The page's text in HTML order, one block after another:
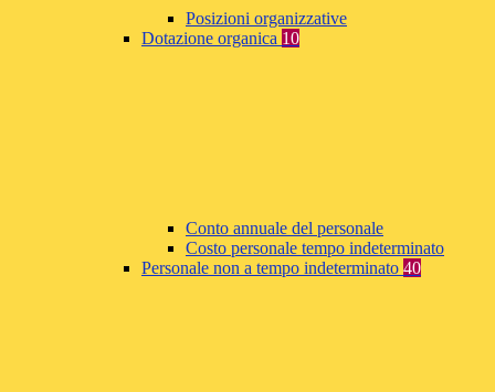
Posizioni organizzative
Dotazione organica 10
Conto annuale del personale
Costo personale tempo indeterminato
Personale non a tempo indeterminato 40